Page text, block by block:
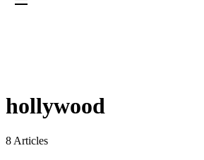
hollywood
8 Articles